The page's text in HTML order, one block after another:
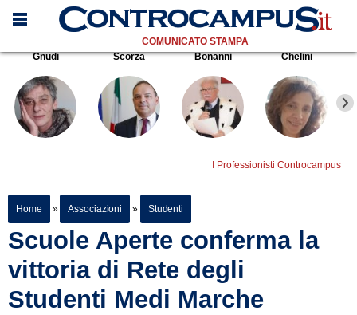
COMUNICATO STAMPA
Gnudi
Scorza Bonanni Chelini
I Professionisti Controcampus
Home » Associazioni » Studenti
Scuole Aperte conferma la
vittoria di Rete degli
Studenti Medi Marche